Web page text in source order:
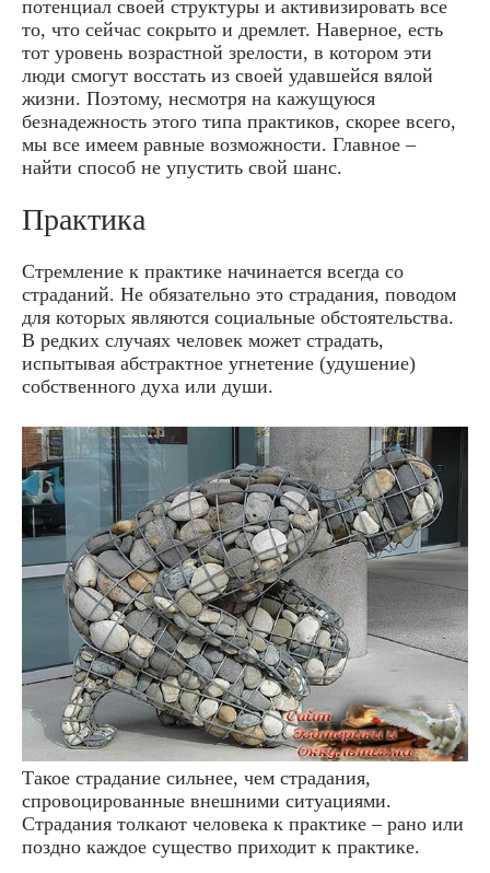
потенциал своей структуры и активизировать все
то, что сейчас сокрыто и дремлет. Наверное, есть
тот уровень возрастной зрелости, в котором эти
люди смогут восстать из своей удавшейся вялой
жизни. Поэтому, несмотря на кажущуюся
безнадежность этого типа практиков, скорее всего,
мы все имеем равные возможности. Главное –
найти способ не упустить свой шанс.
Практика
Стремление к практике начинается всегда со
страданий. Не обязательно это страдания, поводом
для которых являются социальные обстоятельства.
В редких случаях человек может страдать,
испытывая абстрактное угнетение (удушение)
собственного духа или души.
Такое страдание сильнее, чем страдания,
спровоцированные внешними ситуациями.
Страдания толкают человека к практике – рано или
поздно каждое существо приходит к практике.